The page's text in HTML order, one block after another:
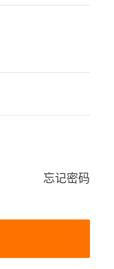
忘记密码